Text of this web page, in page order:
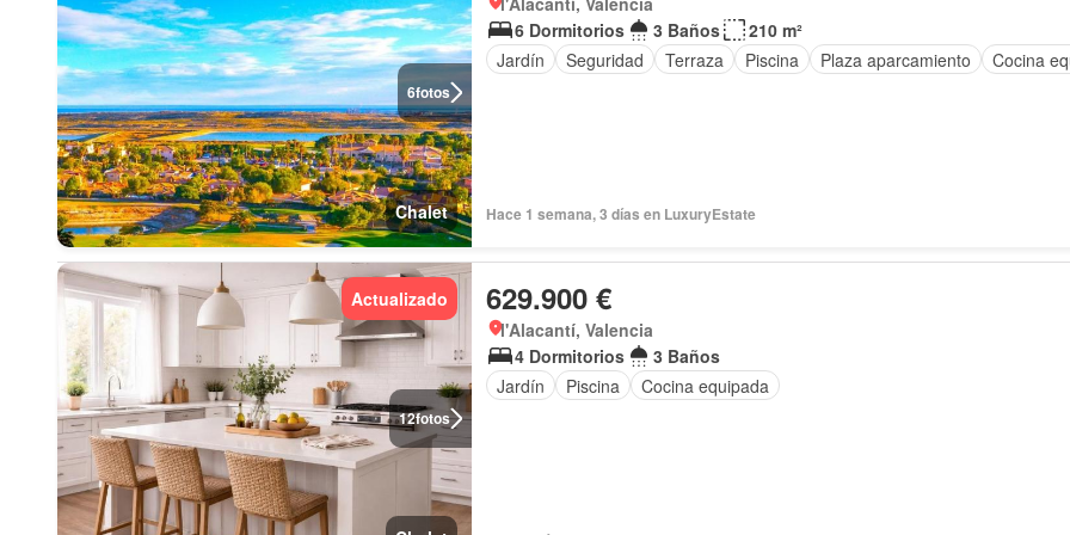
6fotos
Chalet
6 Dormitorios
3 Baños
210 m²
Jardín
Seguridad Terraza Piscina Plaza aparcamiento Cocina
Hace 1 semana, 3 días en LuxuryEstate
12fotos
Actualizado 629.900 €
l'Alacantí, Valencia
4 Dormitorios
3 Baños
Jardín
Piscina Cocina equipada